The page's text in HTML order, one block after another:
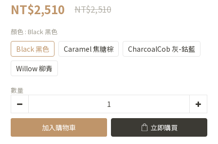
NT$2,510 NT$2,510
顏色 : Black 黑色
Black 黑色 Caramel 焦糖棕
CharcoalCob 灰-鈷藍
Willow 柳青
數量
加入購物車 立即購買